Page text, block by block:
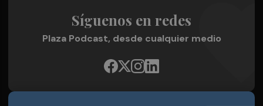
Síguenos en redes
Plaza Podcast, desde cualquier medio